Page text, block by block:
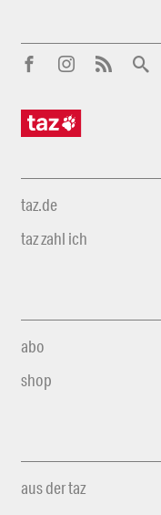
taz.de
taz zahl ich
abo
shop
aus der taz